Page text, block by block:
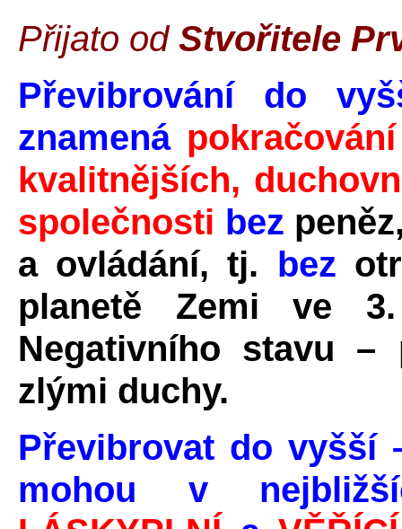
Přijato odStvořitele
Převibrování do
znamená
kvalitnějších,
společnosti bez
a ovládání, tj. bez
planetě Zemi ve
Negativního stavu
zlými duchy.
Převibrovat do vyšší
mohou v